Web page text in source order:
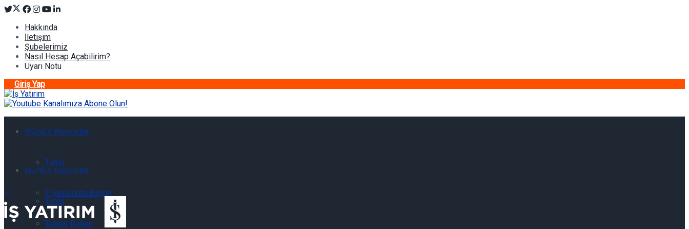
Hakkında
İletişim
Şubelerimiz
Nasıl Hesap Açabilirim?
Uyarı Notu
Giriş Yap
Günlük Raporlar
Tümü
Piyasalarda Bugün
Teknik Bülten
Günlük Raporlar
Tümü